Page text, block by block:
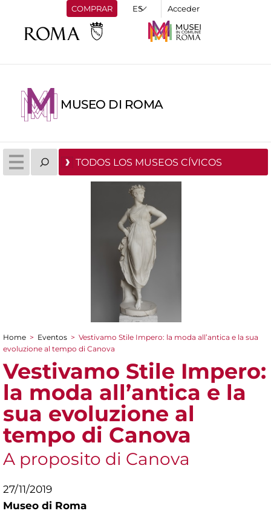
COMPRAR Acceder
MUSEO DI ROMA
TODOS LOS MUSEOS CÍVICOS
You are here
Home > Eventos > Vestivamo Stile Impero: la moda all’antica e la sua
evoluzione al tempo di Canova
Vestivamo Stile Impero:
la moda all’antica e la
sua evoluzione al
tempo di Canova
A proposito di Canova
27/11/2019
Museo di Roma